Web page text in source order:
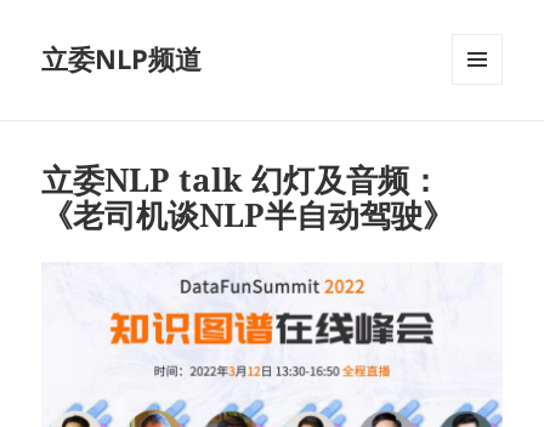
立委NLP频道
立委NLP talk 幻灯及音频：
《老司机谈NLP半自动驾驶》